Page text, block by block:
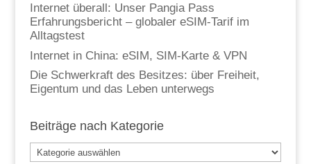
Internet überall: Unser Pangia Pass
Erfahrungsbericht – globaler eSIM-Tarif im
Alltagstest
Internet in China: eSIM, SIM-Karte & VPN
Die Schwerkraft des Besitzes: über Freiheit,
Eigentum und das Leben unterwegs
Beiträge nach Kategorie
Beiträge